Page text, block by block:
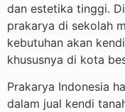
dan estetika tinggi.
prakarya di sekolah
kebutuhan akan
khususnya di kota
Prakarya Indonesia
dalam jual kendi